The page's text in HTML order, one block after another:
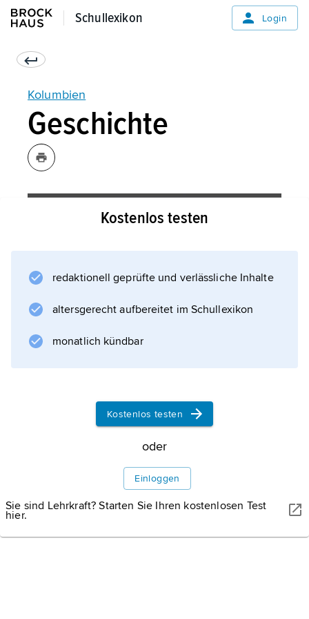
Schullexikon
Schullexikon Login
Kolumbien
Geschichte
Zu den frühen indigenen Kulturen im späteren
Kolumbien gehörte die Muisca-Kultur, der dieses Goldfloß von
Informationen zum Artikel
Kostenlos testen
redaktionell geprüfte und verlässliche Inhalte
altersgerecht aufbereitet im Schullexikon
monatlich kündbar
Kostenlos testen
oder
Einloggen
Sie sind Lehrkraft? Starten Sie Ihren kostenlosen Test
hier.